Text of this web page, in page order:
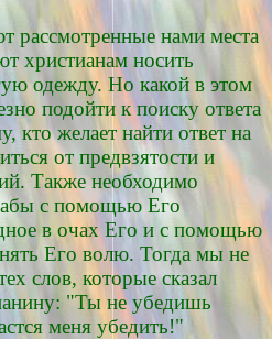
рассмотренные нами места
христианам носить
одежду. Но какой в этом
подойти к поиску ответа
кто желает найти ответ на
от предвзятости и
Также необходимо
с помощью Его
в очах Его и с помощью
Его волю. Тогда мы не
слов, которые сказал
"Ты не убедишь
меня убедить!"